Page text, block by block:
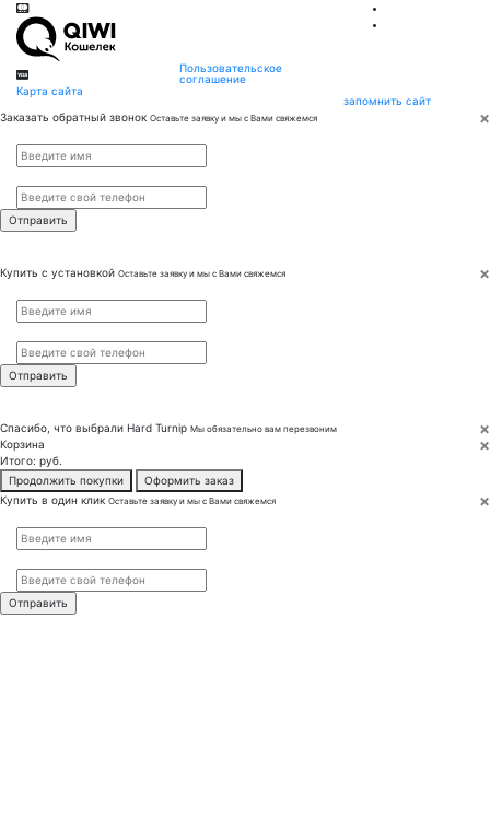
Карта сайта
Пользовательское
соглашение
запомнить сайт
×
Заказать обратный звонок Оставьте заявку и мы с Вами свяжемся
×
Купить с установкой Оставьте заявку и мы с Вами свяжемся
×
Спасибо, что выбрали Hard Turnip Мы обязательно вам перезвоним
×
Корзина
Итого: руб.
Продолжить покупки
Оформить заказ
×
Купить в один клик Оставьте заявку и мы с Вами свяжемся